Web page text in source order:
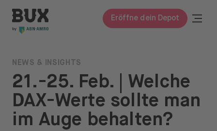
BUX | Mach mehr mit deinem Geld DE
Eröffne dein Depot
BUX Prime
Preise
Wissen
Wissen
21.-25. Feb. | Welche
DAX-Werte sollte man
im Auge behalten?
NEWS & INSIGHTS